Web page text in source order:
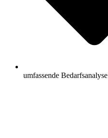
umfassende Bedarfsanalyse